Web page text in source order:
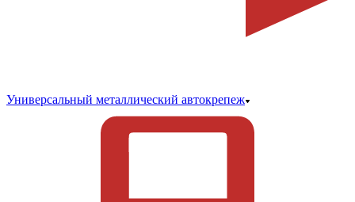
Универсальный металлический автокрепеж